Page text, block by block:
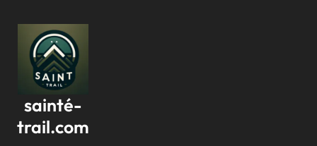
contenu
sainté-
trail.com